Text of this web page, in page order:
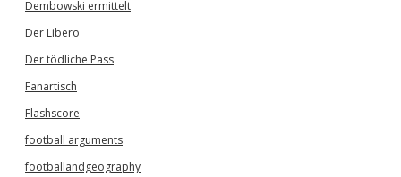
Dembowski ermittelt
Der Libero
Der tödliche Pass
Fanartisch
Flashscore
football arguments
footballandgeography